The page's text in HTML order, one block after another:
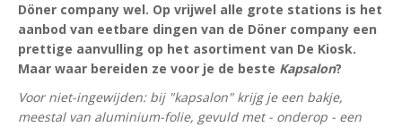
Döner company wel. Op vrijwel alle grote stations is het
aanbod van eetbare dingen van de Döner company een
prettige aanvulling op het asortiment van De Kiosk.
Maar waar bereiden ze voor je de beste Kapsalon?
Voor niet-ingewijden: bij "kapsalon" krijg je een bakje,
meestal van aluminium-folie, gevuld met - onderop - een